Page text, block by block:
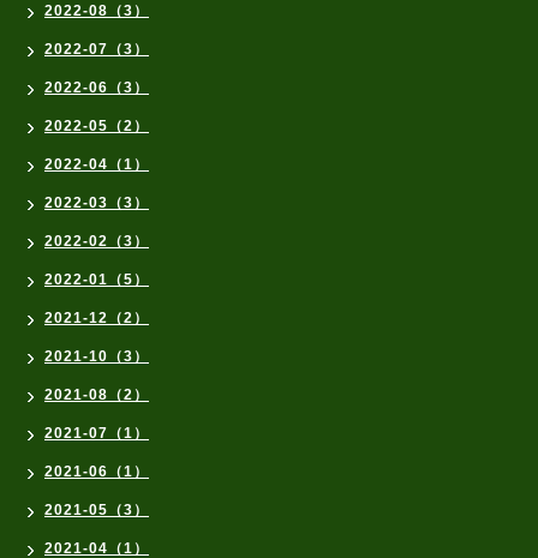
2022-08（3）
2022-07（3）
2022-06（3）
2022-05（2）
2022-04（1）
2022-03（3）
2022-02（3）
2022-01（5）
2021-12（2）
2021-10（3）
2021-08（2）
2021-07（1）
2021-06（1）
2021-05（3）
2021-04（1）